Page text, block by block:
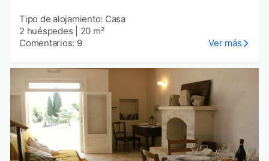
Tipo de alojamiento: Casa
2 huéspedes
20 m²
Comentarios: 9
Ver más